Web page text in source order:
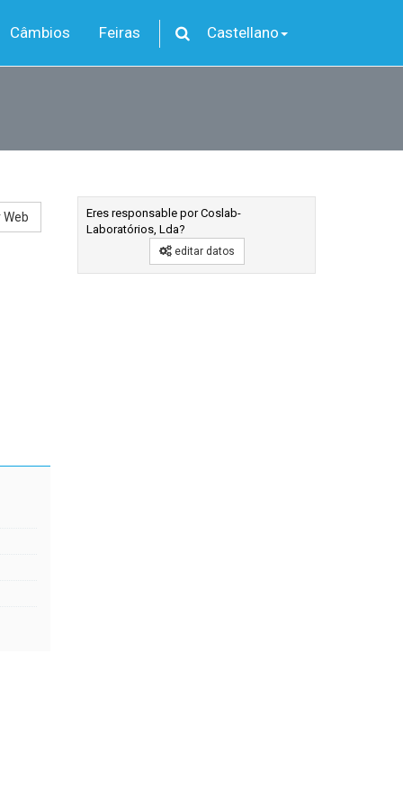
Câmbios Feiras Castellano
Web
Eres responsable por Coslab-
Laboratórios, Lda?
editar datos